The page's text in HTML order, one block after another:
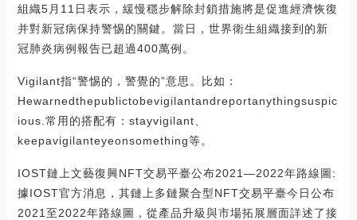
組織5月11日表示，緩慢穩步解除封鎖措施將是促進經濟恢復
并對新冠病保持警惕的關鍵。當日，世界衛生組織接到的新
冠肺炎病例報告已超過400萬例。
Vigilant指“警惕的，警覺的”意思。比如：
Hewarnedthepublictobevigilantandreportanythingsuspic
ious.常用的搭配有：stayvigilant、
keepavigilanteyeonsomething等。
IOST鏈上文藝復興NFT交易平臺公布2021—2022年路線圖:
據IOST官方消息，其鏈上多鏈聚合型NFT交易平臺今日公布
2021至2022年路線圖，從產品升級與市場拓展層面詳述了接